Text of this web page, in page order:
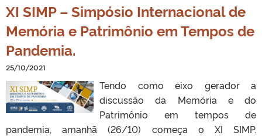
XI SIMP – Simpósio Internacional de
Memória e Patrimônio em Tempos de
Pandemia.
25/10/2021
Tendo como eixo gerador a
discussão da Memória e do
Patrimônio em tempos de
pandemia, amanhã (26/10) começa o XI SIMP.